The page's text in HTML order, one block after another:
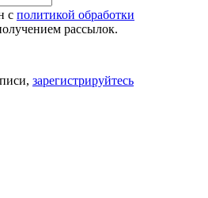
c политикой обработки
рассылок.
зарегистрируйтесь